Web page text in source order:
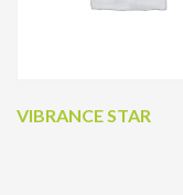
VIBRANCE STAR